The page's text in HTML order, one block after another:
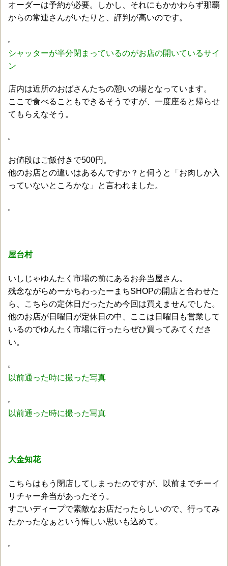
オーダーは予約が必要。しかし、それにもかかわらず那覇
からの常連さんがいたりと、評判が高いのです。
シャッターが半分閉まっているのがお店の開いているサイ
ン
店内は近所のおばさんたちの憩いの場となっています。
ここで食べることもできるそうですが、一度座ると帰らせ
てもらえなそう。
お値段はご飯付きで500円。
他のお店との違いはあるんですか？と伺うと「お肉しか入
っていないところかな」と言われました。
屋台村
いしじゃゆんたく市場の前にあるお弁当屋さん。
残念ながらめーかちわったーまちSHOPの開店と合わせた
ら、こちらの定休日だったため今回は買えませんでした。
他のお店が日曜日が定休日の中、ここは日曜日も営業して
いるのでゆんたく市場に行ったらぜひ買ってみてくださ
い。
以前通った時に撮った写真
以前通った時に撮った写真
大金知花
こちらはもう閉店してしまったのですが、以前までチーイ
リチャー弁当があったそう。
すごいディープで素敵なお店だったらしいので、行ってみ
たかったなぁという悔しい思いも込めて。